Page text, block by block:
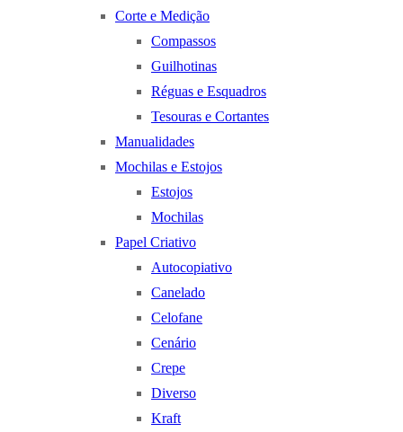
Corte e Medição
Compassos
Guilhotinas
Réguas e Esquadros
Tesouras e Cortantes
Manualidades
Mochilas e Estojos
Estojos
Mochilas
Papel Criativo
Autocopiativo
Canelado
Celofane
Cenário
Crepe
Diverso
Kraft